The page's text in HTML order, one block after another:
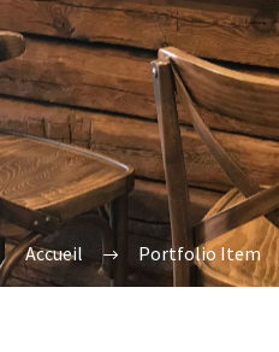
Accueil Portfolio Item